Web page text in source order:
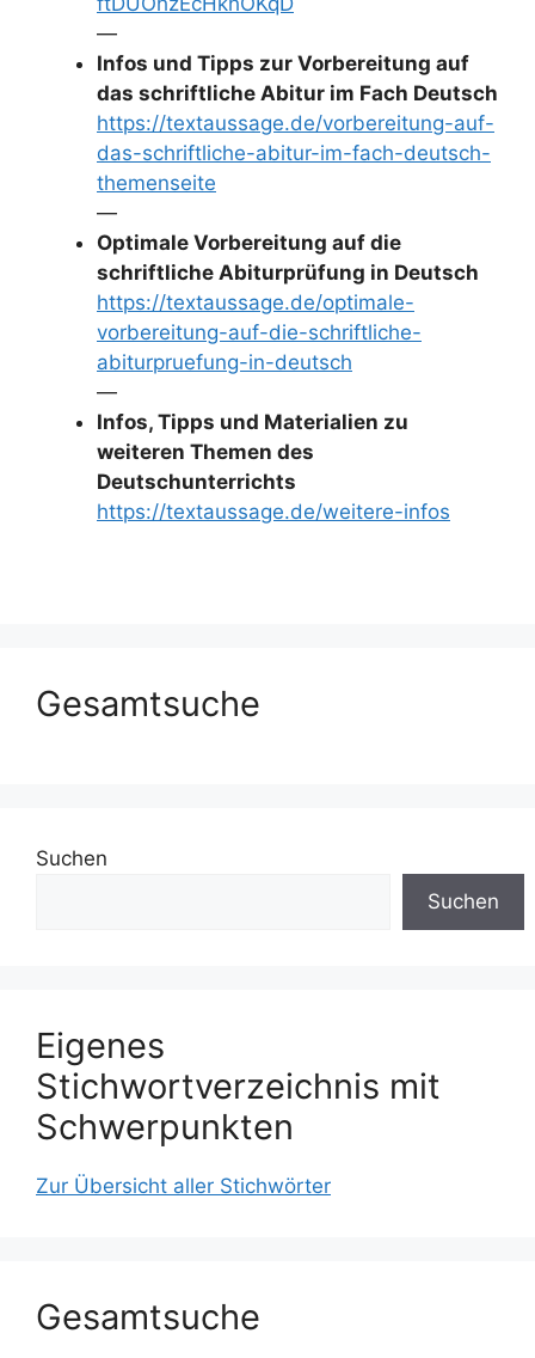
—
Infos und Tipps zur Vorbereitung auf
das schriftliche Abitur im Fach Deutsch
https://textaussage.de/vorbereitung-auf-
das-schriftliche-abitur-im-fach-deutsch-
themenseite
—
Optimale Vorbereitung auf die
schriftliche Abiturprüfung in Deutsch
https://textaussage.de/optimale-
vorbereitung-auf-die-schriftliche-
abiturpruefung-in-deutsch
—
Infos, Tipps und Materialien zu
weiteren Themen des
Deutschunterrichts
https://textaussage.de/weitere-infos
Gesamtsuche
Suchen
Suchen
Eigenes
Stichwortverzeichnis mit
Schwerpunkten
Zur Übersicht aller Stichwörter
Gesamtsuche